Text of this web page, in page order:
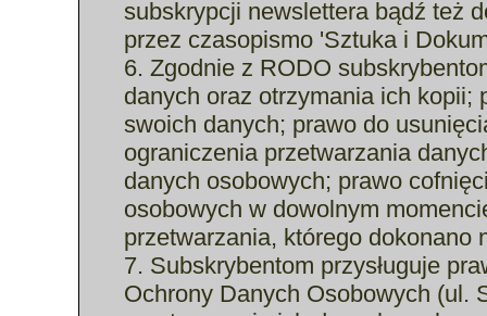
subskrypcji newslettera bądź też
przez czasopismo 'Sztuka i
6. Zgodnie z RODO
danych oraz otrzymania ich kopii;
swoich danych; prawo do
ograniczenia przetwarzania
danych osobowych; prawo
osobowych w dowolnym
przetwarzania, którego dokonano
7. Subskrybentom przysługuje
Ochrony Danych Osobowych (ul.